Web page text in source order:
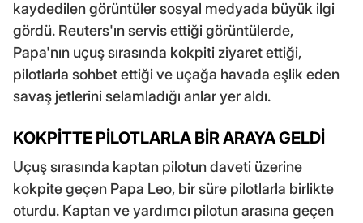
kaydedilen görüntüler sosyal medyada büyük ilgi
gördü. Reuters'ın servis ettiği görüntülerde,
Papa'nın uçuş sırasında kokpiti ziyaret ettiği,
pilotlarla sohbet ettiği ve uçağa havada eşlik eden
savaş jetlerini selamladığı anlar yer aldı.
KOKPİTTE PİLOTLARLA BİR ARAYA GELDİ
Uçuş sırasında kaptan pilotun daveti üzerine
kokpite geçen Papa Leo, bir süre pilotlarla birlikte
oturdu. Kaptan ve yardımcı pilotun arasına geçen